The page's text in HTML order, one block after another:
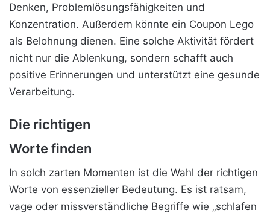
Denken, Problemlösungsfähigkeiten und
Konzentration. Außerdem könnte ein Coupon Lego
als Belohnung dienen. Eine solche Aktivität fördert
nicht nur die Ablenkung, sondern schafft auch
positive Erinnerungen und unterstützt eine gesunde
Verarbeitung.
Die richtigen
Worte finden
In solch zarten Momenten ist die Wahl der richtigen
Worte von essenzieller Bedeutung. Es ist ratsam,
vage oder missverständliche Begriffe wie „schlafen